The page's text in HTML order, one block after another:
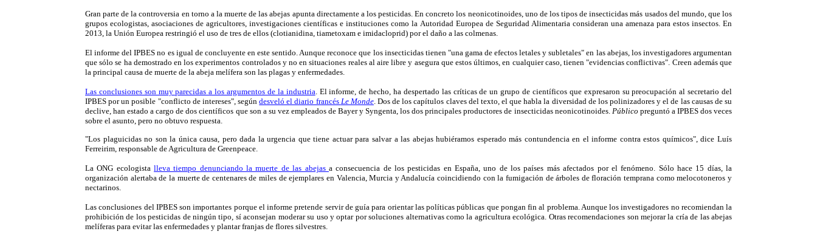
Gran parte de la controversia en torno a la muerte de las abejas apunta directamente a los pesticidas. En concreto los neonicotinoides, uno de los tipos de insecticidas más usados del mundo, que los
grupos ecologistas, asociaciones de agricultores, investigaciones científicas e instituciones como la Autoridad Europea de Seguridad Alimentaria consideran una amenaza para estos insectos. En
2013, la Unión Europea restringió el uso de tres de ellos (clotianidina, tiametoxam e imidacloprid) por el daño a las colmenas.
El informe del IPBES no es igual de concluyente en este sentido. Aunque reconoce que los insecticidas tienen "una gama de efectos letales y subletales" en las abejas, los investigadores argumentan
que sólo se ha demostrado en los experimentos controlados y no en situaciones reales al aire libre y asegura que estos últimos, en cualquier caso, tienen "evidencias conflictivas". Creen además que
la principal causa de muerte de la abeja melífera son las plagas y enfermedades.
Las conclusiones son muy parecidas a los argumentos de la industria. El informe, de hecho, ha despertado las críticas de un grupo de científicos que expresaron su preocupación al secretario del
IPBES por un posible "conflicto de intereses", segúndesveló el diario francés Le Monde. Dos de los capítulos claves del texto, el que habla la diversidad de los polinizadores y el de las causas de su
declive, han estado a cargo de dos científicos que son a su vez empleados de Bayer y Syngenta, los dos principales productores de insecticidas neonicotinoides. Público preguntó a IPBES dos veces
sobre el asunto, pero no obtuvo respuesta.
"Los plaguicidas no son la única causa, pero dada la urgencia que tiene actuar para salvar a las abejas hubiéramos esperado más contundencia en el informe contra estos químicos", dice Luís
Ferreirim, responsable de Agricultura de Greenpeace.
La ONG ecologistalleva tiempo denunciando la muerte de las abejas a consecuencia de los pesticidas en España, uno de los países más afectados por el fenómeno. Sólo hace 15 días, la
organización alertaba de la muerte de centenares de miles de ejemplares en Valencia, Murcia y Andalucía coincidiendo con la fumigación de árboles de floración temprana como melocotoneros y
nectarinos.
Las conclusiones del IPBES son importantes porque el informe pretende servir de guía para orientar las políticas públicas que pongan fin al problema. Aunque los investigadores no recomiendan la
prohibición de los pesticidas de ningún tipo, sí aconsejan moderar su uso y optar por soluciones alternativas como la agricultura ecológica. Otras recomendaciones son mejorar la cría de las abejas
melíferas para evitar las enfermedades y plantar franjas de flores silvestres.